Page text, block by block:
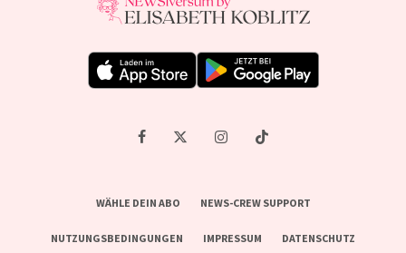
WÄHLE DEIN ABO NEWS-CREW SUPPORT
NUTZUNGSBEDINGUNGEN IMPRESSUM DATENSCHUTZ